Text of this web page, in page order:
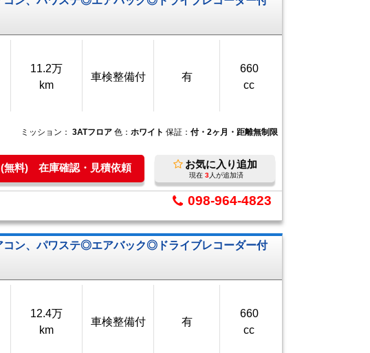
11.2万
km
車検整備付 有
660
cc
ミッション： 3ATフロア 色： ホワイト 保証： 付・2ヶ月・距離無制限
(無料) 在庫確認・見積依頼 お気に入り追加
現在 3人が追加済
098-964-4823
ン、パワステ◎エアバック◎ドライブレコーダー付
12.4万
km
車検整備付 有
660
cc